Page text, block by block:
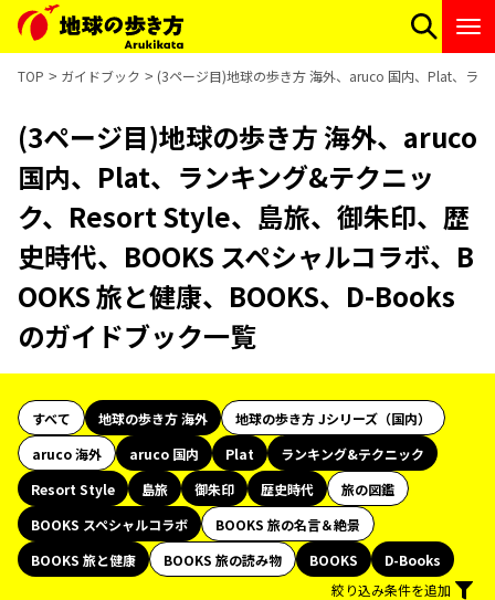
TOP ガイドブック (3ページ目)地球の歩き方 海外、aruco 国内、Plat、ラ
(3ページ目)地球の歩き方 海外、aruco
国内、Plat、ランキング&テクニッ
ク、Resort Style、島旅、御朱印、歴
史時代、BOOKS スペシャルコラボ、B
OOKS 旅と健康、BOOKS、D-Books
のガイドブック一覧
すべて 地球の歩き方 海外
地球の歩き方 Jシリーズ（国内）
aruco 海外
aruco 国内 Plat
ランキング&テクニック
Resort Style
島旅 御朱印 歴史時代
旅の図鑑
BOOKS スペシャルコラボ
BOOKS 旅の名言＆絶景
BOOKS 旅と健康
BOOKS 旅の読み物 BOOKS
D-Books
絞り込み条件を追加